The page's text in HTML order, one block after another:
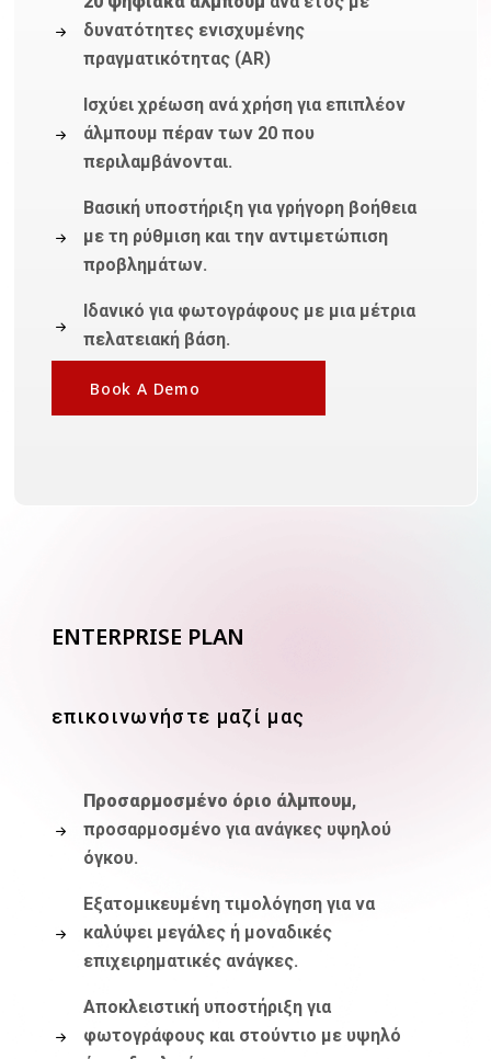
δυνατότητες ενισχυμένης
πραγματικότητας (AR)
Ισχύει χρέωση ανά χρήση για επιπλέον
άλμπουμ πέραν των 20 που
περιλαμβάνονται.
Βασική υποστήριξη για γρήγορη βοήθεια
με τη ρύθμιση και την αντιμετώπιση
προβλημάτων.
Ιδανικό για φωτογράφους με μια μέτρια
πελατειακή βάση.
Book A Demo
ENTERPRISE PLAN
επικοινωνήστε μαζί μας
Προσαρμοσμένο όριο άλμπουμ,
προσαρμοσμένο για ανάγκες υψηλού
όγκου.
Εξατομικευμένη τιμολόγηση για να
καλύψει μεγάλες ή μοναδικές
επιχειρηματικές ανάγκες.
Αποκλειστική υποστήριξη για
φωτογράφους και στούντιο με υψηλό